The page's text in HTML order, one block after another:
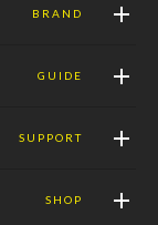
BRAND
GUIDE
SUPPORT
SHOP